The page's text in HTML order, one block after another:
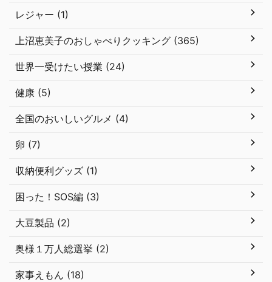
レジャー (1)
上沼恵美子のおしゃべりクッキング (365)
世界一受けたい授業 (24)
健康 (5)
全国のおいしいグルメ (4)
卵 (7)
収納便利グッズ (1)
困った！SOS編 (3)
大豆製品 (2)
奥様１万人総選挙 (2)
家事えもん (18)